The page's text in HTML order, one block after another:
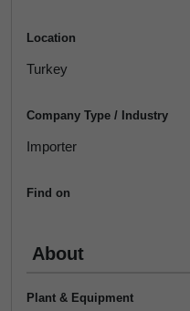
Location
Turkey
Company Type / Industry
Importer
Find on
About
Plant & Equipment